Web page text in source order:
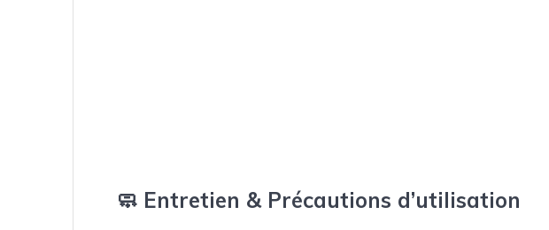
🧼 Entretien & Précautions d’utilisation